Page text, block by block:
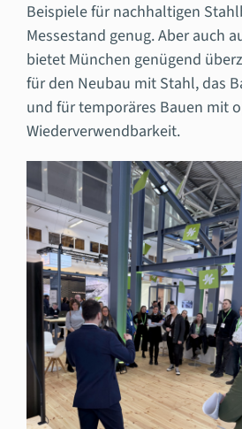
Beispiele für nachhaltigen
Messestand genug. Aber auch
bietet München genügend
für den Neubau mit Stahl, das
und für temporäres Bauen mit
Wiederverwendbarkeit.